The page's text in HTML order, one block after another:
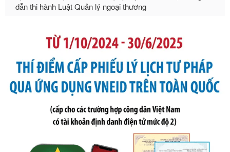
Số kí hiệu:105/2026/TT-BTC
2019 của Bộ trưởng Bộ Tài chính hướng dẫn thực hiện xử
phạt vi phạm hành chính trong lĩnh vực kho bạc nhà nước
Ngày ban hành: 21/07/2026
Số kí hiệu:291/2026/NĐ-CP
Tên: Nghị định số 291/2026/NĐ-CP của Chính phủ: Sửa
ngày 19 tháng 10 năm 2020 của Chính phủ quy định xử
phạt vi phạm hành chính về thuế, hóa đơn được sửa đổi, bổ
sung bởi Nghị định số 102/2021/NĐ-CP
Ngày ban hành: 20/07/2026